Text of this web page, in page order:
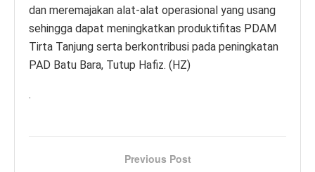
dan meremajakan alat-alat operasional yang usang
sehingga dapat meningkatkan produktifitas PDAM
Tirta Tanjung serta berkontribusi pada peningkatan
PAD Batu Bara, Tutup Hafiz. (HZ)
.
Previous Post